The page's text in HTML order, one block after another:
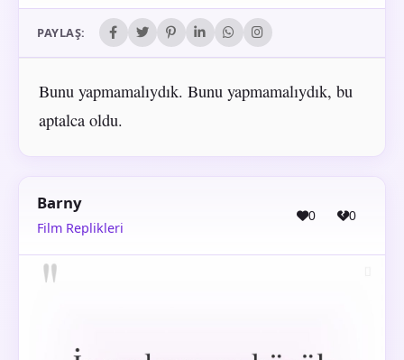
PAYLAŞ:
Bunu yapmamalıydık. Bunu yapmamalıydık, bu
aptalca oldu.
Barny
Film Replikleri
0 0